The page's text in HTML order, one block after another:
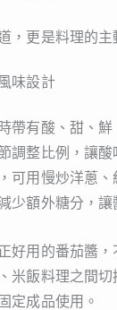
，更是料理的主
味設計
帶有酸、甜、
調整比例，讓
可用慢炒洋蔥
少額外糖分，讓
好用的番茄醬
米飯料理之間
定成品使用。